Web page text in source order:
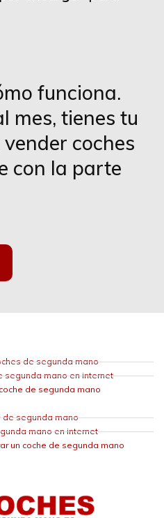
funciona.
mes, tienes tu
coches
con la parte
de segunda mano
segunda mano en internet
de segunda mano
de segunda mano
mano en internet
un coche de segunda mano